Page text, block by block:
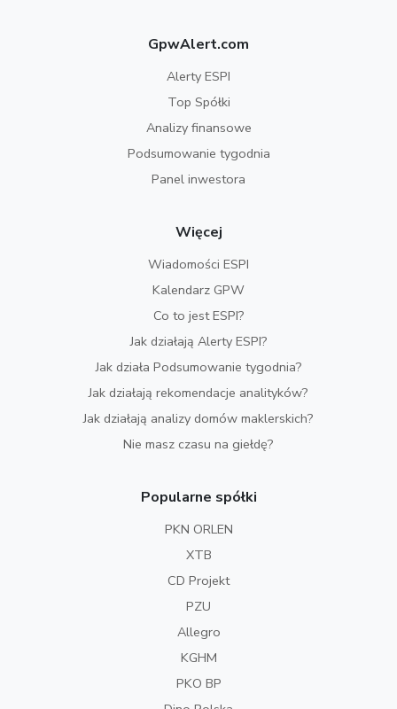
GpwAlert.com
Alerty ESPI
Top Spółki
Analizy finansowe
Podsumowanie tygodnia
Panel inwestora
Więcej
Wiadomości ESPI
Kalendarz GPW
Co to jest ESPI?
Jak działają Alerty ESPI?
Jak działa Podsumowanie tygodnia?
Jak działają rekomendacje analityków?
Jak działają analizy domów maklerskich?
Nie masz czasu na giełdę?
Popularne spółki
PKN ORLEN
XTB
CD Projekt
PZU
Allegro
KGHM
PKO BP